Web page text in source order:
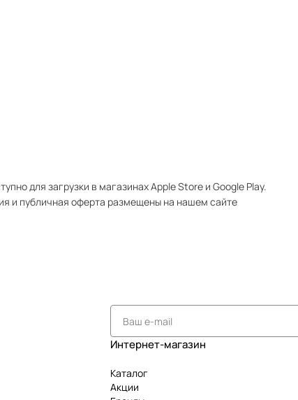
для загрузки в магазинах Apple Store и Google Play.
и публичная оферта размещены на нашем сайте
Интернет-магазин
Каталог
Акции